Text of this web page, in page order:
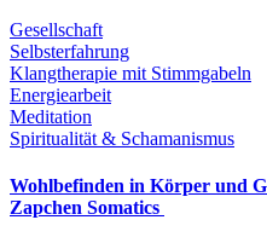
Gesellschaft
Selbsterfahrung
Klangtherapie mit Stimmgabeln
Energiearbeit
Meditation
Spiritualität & Schamanismus
Wohlbefinden in Körper und
Zapchen Somatics